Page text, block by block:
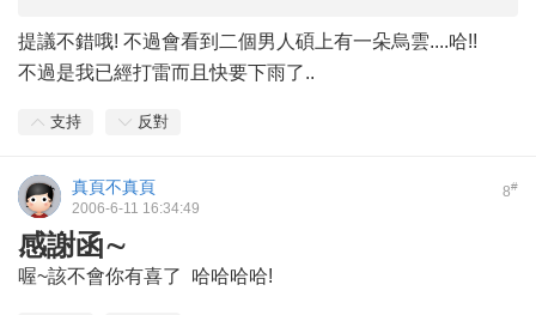
提議不錯哦! 不過會看到二個男人碩上有一朵烏雲....哈!!
不過是我已經打雷而且快要下雨了..
支持 反對
8#
真頁不真頁
2006-6-11 16:34:49
感謝函∼
喔~該不會你有喜了 哈哈哈哈!